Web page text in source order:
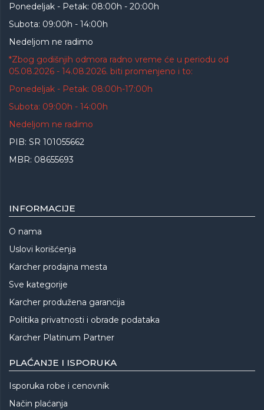
Ponedeljak - Petak: 08:00h - 20:00h
Subota: 09:00h - 14:00h
Nedeljom ne radimo
*Zbog godišnjih odmora radno vreme će u periodu od
05.08.2026 - 14.08.2026. biti promenjeno i to:
Ponedeljak - Petak: 08:00h-17:00h
Subota: 09:00h - 14:00h
Nedeljom ne radimo
PIB: SR 101055662
MBR: 08655693
INFORMACIJE
O nama
Uslovi korišćenja
Karcher prodajna mesta
Sve kategorije
Karcher produžena garancija
Politika privatnosti i obrade podataka
Karcher Platinum Partner
PLAĆANJE I ISPORUKA
Isporuka robe i cenovnik
Način plaćanja